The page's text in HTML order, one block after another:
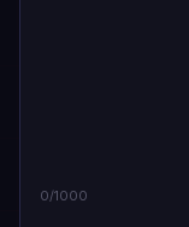
0/1000